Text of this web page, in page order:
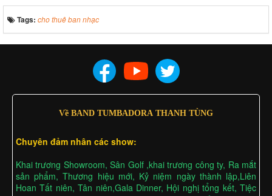
Tags: cho thuê ban nhạc
Về BAND TUMBADORA THANH TÙNG
Chuyên đảm nhân các show:
Khai trương Showroom, Sân Golf ,khai trương công ty, Ra mắt
sản phẩm, Thương hiệu mới, Kỷ niệm ngày thành lập,Liên
Hoan Tất niên, Tân niên,Gala Dinner, Hội nghị tổng kết, Tiệc